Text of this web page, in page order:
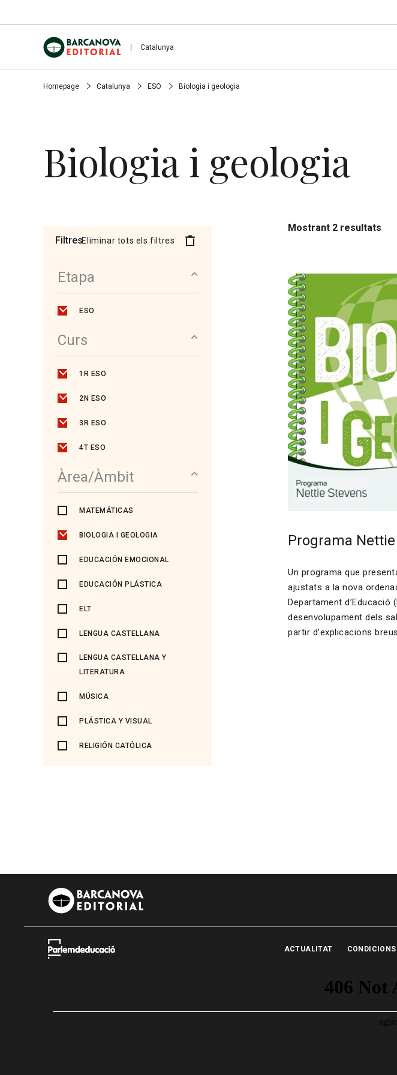
Catalunya
Homepage Catalunya ESO Biologia i geologia
Biologia i geologia
Filtres
Etapa
ESO
Curs
1R ESO
2N ESO
3R ESO
4T ESO
Àrea/Àmbit
MATEMÁTICAS
BIOLOGIA I GEOLOGIA
EDUCACIÓN EMOCIONAL
EDUCACIÓN PLÁSTICA
ELT
LENGUA CASTELLANA
LENGUA CASTELLANA Y
LITERATURA
MÚSICA
PLÁSTICA Y VISUAL
RELIGIÓN CATÓLICA
Eliminar tots els filtres
Mostrant 2 resultats
Programa
Un programa que
ajustats a la nova
Departament d’Educació
desenvolupament dels
partir d’explicacions
ACTUALITAT